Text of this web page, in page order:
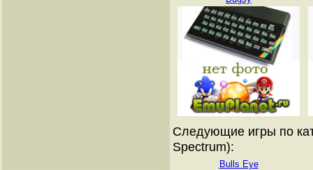
Следующие игры по
Spectrum):
Bulls Eye